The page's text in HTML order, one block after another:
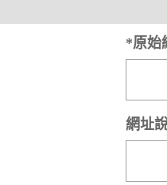
*原始
網址